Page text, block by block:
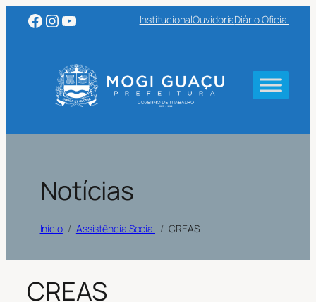
Facebook Instagram Youtube InstitucionalOuvidoriaDiário Oficial
Notícias
Início Assistência Social CREAS
CREAS